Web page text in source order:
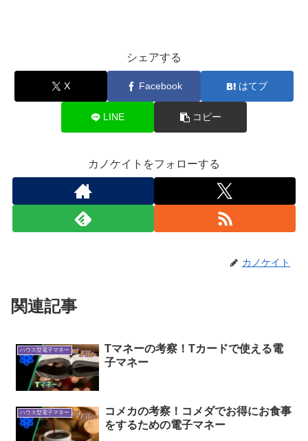
シェアする
X Facebook はてブ
LINE コピー
カノケイトをフォローする
カノケイト
関連記事
ハウス型電子マネー
Tマネーの考察！Tカードで使える電
子マネー
ハウス型電子マネー
コメカの考察！コメダでお得にお食事
をするための電子マネー